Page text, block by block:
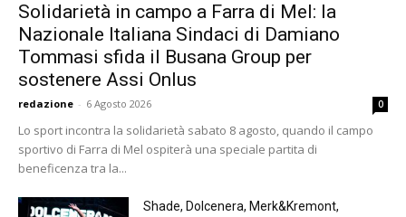
Solidarietà in campo a Farra di Mel: la
Nazionale Italiana Sindaci di Damiano
Tommasi sfida il Busana Group per
sostenere Assi Onlus
redazione - 6 Agosto 2026 0
Lo sport incontra la solidarietà sabato 8 agosto, quando il campo
sportivo di Farra di Mel ospiterà una speciale partita di
beneficenza tra la...
Shade, Dolcenera, Merk&Kremont,